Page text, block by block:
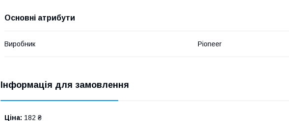
Основні атрибути
Виробник Pioneer
Інформація для замовлення
Ціна: 182 ₴